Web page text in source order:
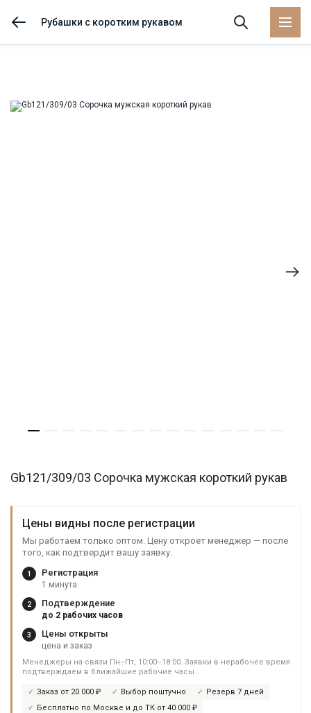
Рубашки с коротким рукавом
Gb121/309/03 Сорочка мужская короткий рукав
Цены видны после регистрации
Мы работаем только оптом. Цену откроет менеджер — после
того, как подтвердит вашу заявку.
1 Регистрация
1 минута
2 Подтверждение
до 2 рабочих часов
3 Цены открыты
цена и заказ
Менеджеры на связи Пн–Пт, 10:00–18:00. Заявки в нерабочее время
подтверждаем в ближайшие рабочие часы.
Заказ от 20 000 ₽ Выбор поштучно
Резерв 7 дней
Бесплатно по Москве и до ТК от 40 000 ₽